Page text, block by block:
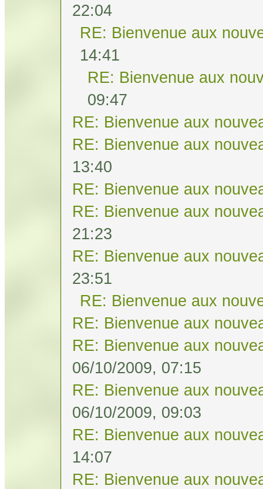
22:04
RE: Bienvenue aux
14:41
RE: Bienvenue aux
09:47
RE: Bienvenue aux
RE: Bienvenue aux
13:40
RE: Bienvenue aux
RE: Bienvenue aux
21:23
RE: Bienvenue aux
23:51
RE: Bienvenue aux
RE: Bienvenue aux
RE: Bienvenue aux
06/10/2009, 07:15
RE: Bienvenue aux
06/10/2009, 09:03
RE: Bienvenue aux
14:07
RE: Bienvenue aux